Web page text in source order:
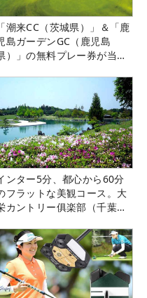
「潮来CC（茨城県）」＆「鹿
島ガーデンGC（鹿児島
）」の無料プレー券が当た
ンター5分、都心から60分
フラットな美観コース。大
カントリー俱楽部（千葉